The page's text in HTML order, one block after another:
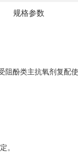
规格参数
酚类主抗氧剂复配
。